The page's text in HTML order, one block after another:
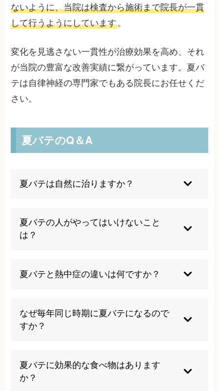
ないように、当院は検査から施術まで院長が一貫
して行うようにしています。
変化を見逃さない一貫性が治療効果を高め、それ
が当院の豊富な改善実績に繋がっています。夏バ
テは自律神経の専門家でもある院長にお任せくだ
さい。
夏バテのQ＆A
夏バテは自然に治りますか？
に改善することが多いです。しかし根本的な体質
改善をしなければ毎年繰り返される可能性が高い
夏バテの人がやってはいけないこと
は？
ぎ、不規則な生活リズム、激しい運動、アルコー
ルの多量摂取は症状を悪化させるため避けるべき
夏バテと熱中症の違いは何ですか？
性の体温調節機能障害です。熱中症は生命に関わ
る緊急事態ですが、夏バテは日常生活に支障をき
たす程度の症状です。
なぜ毎年同じ時期に夏バテになるので
すか？
低下している方は、毎年同じパターンで症状が現
れやすくなります。根本的な体質改善が必要で
す。
夏バテに効果的な食べ物はあります
か？